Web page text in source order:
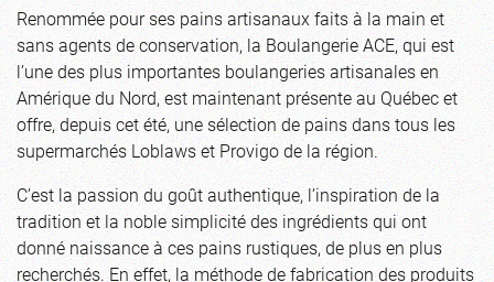
Renommée pour ses pains artisanaux faits à la main et
sans agents de conservation, la Boulangerie ACE, qui est
l’une des plus importantes boulangeries artisanales en
Amérique du Nord, est maintenant présente au Québec et
offre, depuis cet été, une sélection de pains dans tous les
supermarchés Loblaws et Provigo de la région.
C’est la passion du goût authentique, l’inspiration de la
tradition et la noble simplicité des ingrédients qui ont
donné naissance à ces pains rustiques, de plus en plus
recherchés. En effet, la méthode de fabrication des produits